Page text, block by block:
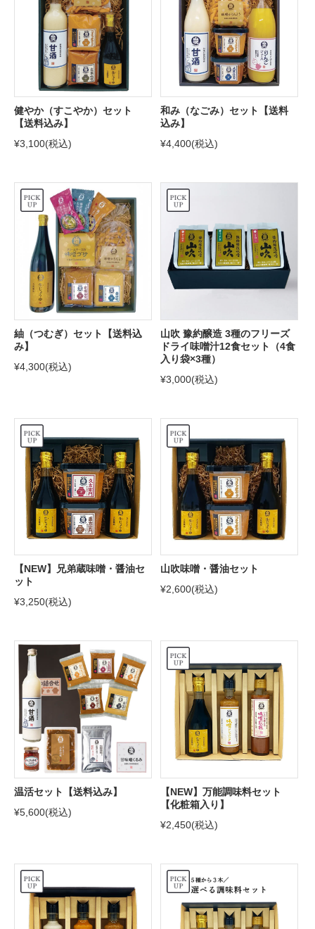
健やか（すこやか）セット
【送料込み】
¥3,100(税込)
和み（なごみ）セット【送料
込み】
¥4,400(税込)
紬（つむぎ）セット【送料込
み】
¥4,300(税込)
山吹 豫約醸造 3種のフリーズ
ドライ味噌汁12食セット（4食
入り袋×3種）
¥3,000(税込)
【NEW】兄弟蔵味噌・醤油セ
ット
¥3,250(税込)
山吹味噌・醤油セット
¥2,600(税込)
温活セット【送料込み】
¥5,600(税込)
【NEW】万能調味料セット
【化粧箱入り】
¥2,450(税込)